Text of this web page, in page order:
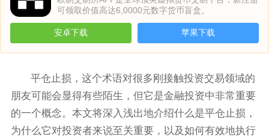
可领取价值高达6,0000元数字货币盲盒。
安卓下载 苹果下载
平仓止损，这个术语对很多刚接触投资交易领域的
朋友可能会显得有些陌生，但它是金融投资中非常重要
的一个概念。本文将深入浅出地介绍什么是平仓止损，
为什么它对投资者来说至关重要，以及如何有效地执行